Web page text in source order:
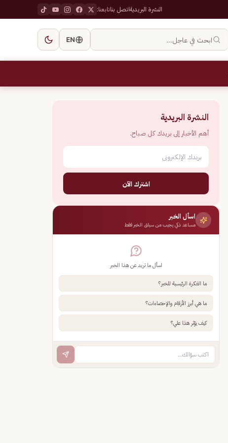
النشرة البريديةاتصل بناتابعنا:
ابحث في عاجل… EN
النشرة البريدية
أهم الأخبار إلى بريدك كل صباح.
اشترك الآن
اسأل الخبر
مساعد ذكي يجيب من سياق الخبر فقط
اسأل ما تريد عن هذا الخبر
ما الفكرة الرئيسية للخبر؟
ما هي أبرز الأرقام والإحصاءات؟
كيف يؤثر هذا علي؟